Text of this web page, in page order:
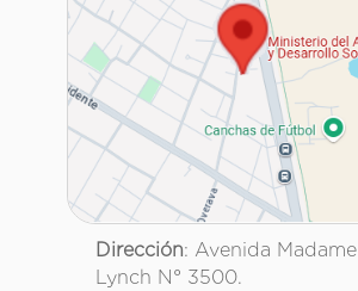
Dirección: Avenida Madame
Lynch N° 3500.